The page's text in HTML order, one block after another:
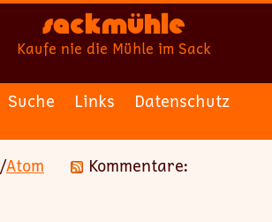
Sackmühle
Kaufe nie die Mühle im Sack
Suche Links
Datenschutz
/Atom
Kommentare: